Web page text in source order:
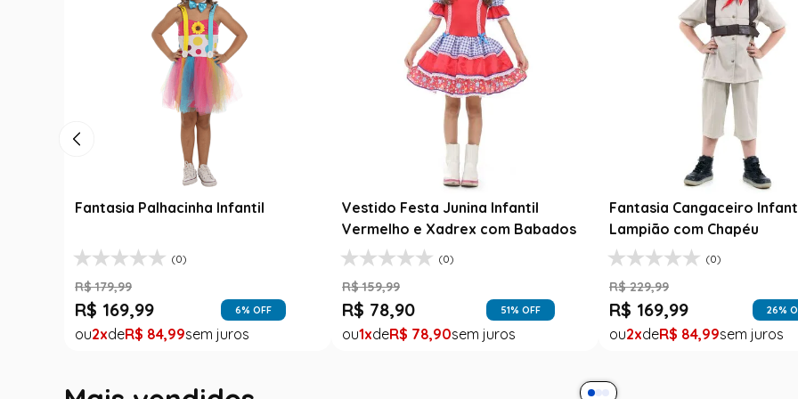
Fantasia Cangaceiro Infantil
(0)
R$ 229,99
R$ 169,99 26% OFF
2 R$ 84,99
Fantasia Abbey Bominable Luxo
Infantil - Monster High
(8)
R$ 159,99
R$ 39,99 75% OFF
1 R$ 39,99
Fantasia Festa Junina
Jardineira Xadrez Caipira
R$ 139,99
R$ 99,99
1 R$ 99, 99